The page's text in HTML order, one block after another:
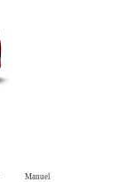
Manuel